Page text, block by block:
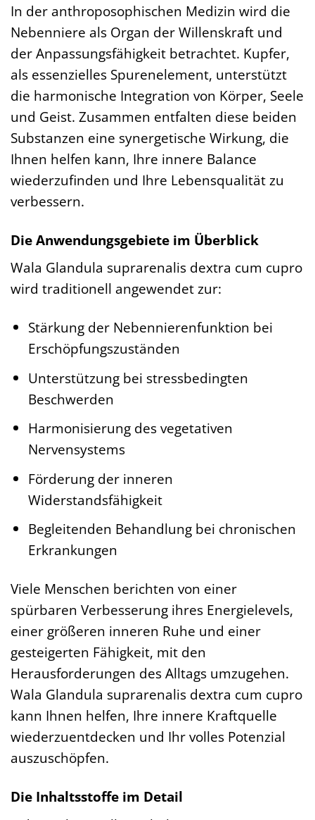
In der anthroposophischen Medizin wird die
Nebenniere als Organ der Willenskraft und
der Anpassungsfähigkeit betrachtet. Kupfer,
als essenzielles Spurenelement, unterstützt
die harmonische Integration von Körper, Seele
und Geist. Zusammen entfalten diese beiden
Substanzen eine synergetische Wirkung, die
Ihnen helfen kann, Ihre innere Balance
wiederzufinden und Ihre Lebensqualität zu
verbessern.
Die Anwendungsgebiete im Überblick
Wala Glandula suprarenalis dextra cum cupro
wird traditionell angewendet zur:
Stärkung der Nebennierenfunktion bei
Erschöpfungszuständen
Unterstützung bei stressbedingten
Beschwerden
Harmonisierung des vegetativen
Nervensystems
Förderung der inneren
Widerstandsfähigkeit
Begleitenden Behandlung bei chronischen
Erkrankungen
Viele Menschen berichten von einer
spürbaren Verbesserung ihres Energielevels,
einer größeren inneren Ruhe und einer
gesteigerten Fähigkeit, mit den
Herausforderungen des Alltags umzugehen.
Wala Glandula suprarenalis dextra cum cupro
kann Ihnen helfen, Ihre innere Kraftquelle
wiederzuentdecken und Ihr volles Potenzial
auszuschöpfen.
Die Inhaltsstoffe im Detail